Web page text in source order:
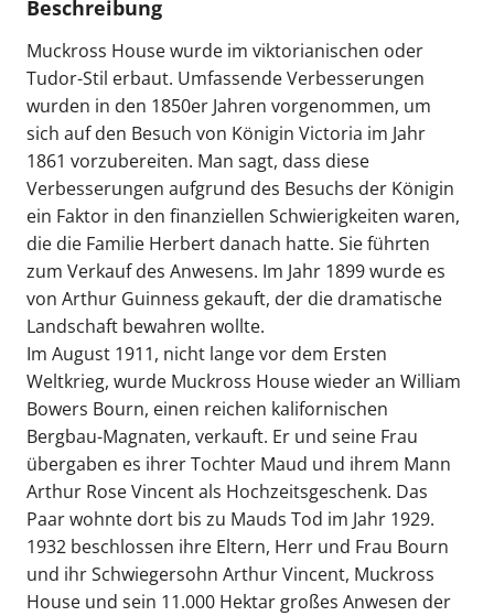
Beschreibung
Muckross House wurde im viktorianischen oder
Tudor-Stil erbaut. Umfassende Verbesserungen
wurden in den 1850er Jahren vorgenommen, um
sich auf den Besuch von Königin Victoria im Jahr
1861 vorzubereiten. Man sagt, dass diese
Verbesserungen aufgrund des Besuchs der Königin
ein Faktor in den finanziellen Schwierigkeiten waren,
die die Familie Herbert danach hatte. Sie führten
zum Verkauf des Anwesens. Im Jahr 1899 wurde es
von Arthur Guinness gekauft, der die dramatische
Landschaft bewahren wollte.
Im August 1911, nicht lange vor dem Ersten
Weltkrieg, wurde Muckross House wieder an William
Bowers Bourn, einen reichen kalifornischen
Bergbau-Magnaten, verkauft. Er und seine Frau
übergaben es ihrer Tochter Maud und ihrem Mann
Arthur Rose Vincent als Hochzeitsgeschenk. Das
Paar wohnte dort bis zu Mauds Tod im Jahr 1929.
1932 beschlossen ihre Eltern, Herr und Frau Bourn
und ihr Schwiegersohn Arthur Vincent, Muckross
House und sein 11.000 Hektar großes Anwesen der